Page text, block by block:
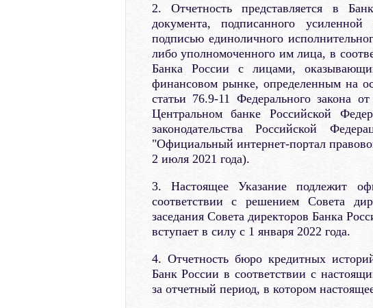
2. Отчетность представляется в
документа, подписанного усиленной
подписью единоличного
либо уполномоченного им лица, в
Банка России с лицами,
финансовом рынке, определенным на
статьи 76.9-11 Федерального
Центральном банке Российской
законодательства Российской
"Официальный интернет-портал
2 июля 2021 года).
3. Настоящее Указание подлежит
соответствии с решением Совета
заседания Совета директоров Банка
вступает в силу с 1 января 2022 года.
4. Отчетность бюро кредитных
Банк России в соответствии с
за отчетный период, в котором